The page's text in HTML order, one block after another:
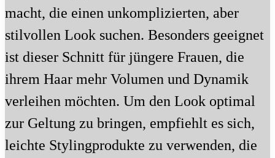
macht, die einen unkomplizierten, aber
stilvollen Look suchen. Besonders geeignet
ist dieser Schnitt für jüngere Frauen, die
ihrem Haar mehr Volumen und Dynamik
verleihen möchten. Um den Look optimal
zur Geltung zu bringen, empfiehlt es sich,
leichte Stylingprodukte zu verwenden, die